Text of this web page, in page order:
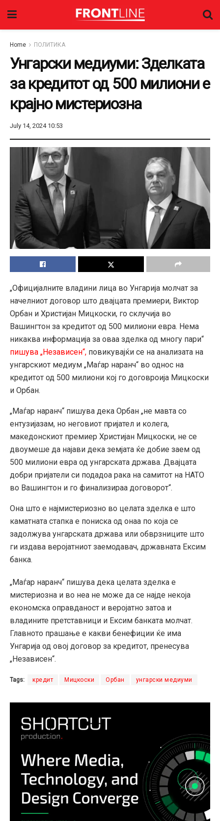
Home ПОЛИТИКА
Унгарски медиуми: Зделката
за кредитот од 500 милиони е
крајно мистериозна
July 14, 2024 10:53
„Официјалните владини лица во Унгарија молчат за
начелниот договор што двајцата премиери, Виктор
Орбан и Христијан Мицкоски, го склучија во
Вашингтон за кредитот од 500 милиони евра. Нема
никаква информација за оваа зделка од многу пари“
пишува „Независен“, повикувајќи се на анализата на
унгарскиот медиум „Маѓар наранч“ во однос на
кредитот од 500 милиони кој го договроија Мицкоски
и Орбан.
„Маѓар наранч“ пишува дека Орбан „не мавта со
ентузијазам, но неговиот пријател и колега,
македонскиот премиер Христијан Мицкоски, не се
двоумеше да најави дека земјата ќе добие заем од
500 милиони евра од унгарската држава. Двајцата
добри пријатели си подадоа рака на самитот на НАТО
во Вашингтон и го финализираа договорот“.
Она што е најмистериозно во целата зделка е што
каматната стапка е пониска од онаа по која се
задолжува унгарската држава или обврзниците што
ги издава веројатниот заемодавач, државната Ексим
банка.
„Маѓар наранч“ пишува дека целата зделка е
мистериозна и во неа не може да се најде некоја
економска оправданост и веројатно затоа и
владините претставници и Ексим банката молчат.
Главното прашање е какви бенефиции ќе има
Унгарија од овој договор за кредитот, пренесува
„Независен“.
Tags: кредит Мицкоски Орбан унгарски медиуми